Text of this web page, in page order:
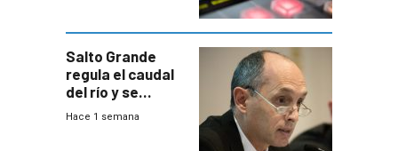
Salto Grande
regula el caudal
del río y se
prepara para un
Hace 1 semana